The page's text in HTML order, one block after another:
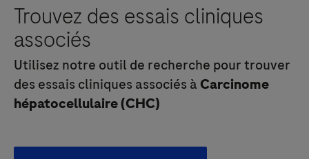
Trouvez des essais cliniques
associés
Utilisez notre outil de recherche pour trouver
des essais cliniques associés à Carcinome
hépatocellulaire (CHC)